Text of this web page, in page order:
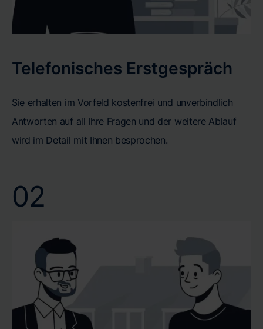
Telefonisches Erstgespräch
Sie erhalten im Vorfeld kostenfrei und unverbindlich
Antworten auf all Ihre Fragen und der weitere Ablauf
wird im Detail mit Ihnen besprochen.
02